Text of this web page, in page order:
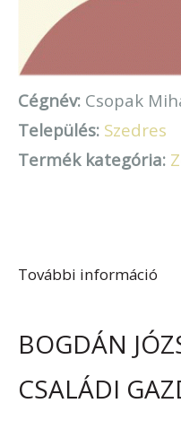
Cégnév: Csopak
Település: Szedres
Termék kategória:
További információ
BOGDÁN
CSALÁDI